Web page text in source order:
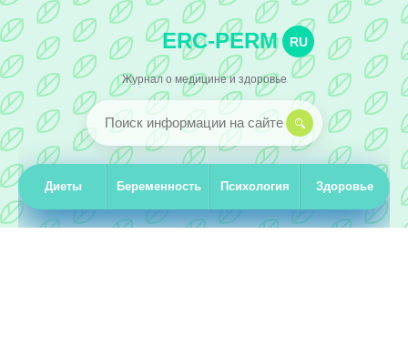
ERC-PERM RU
Журнал о медицине и здоровье
Диеты Беременность Психология Здоровье